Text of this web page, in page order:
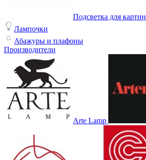
Подсветка для картин
Лампочки
Абажуры и плафоны
Производители
Arte Lamp